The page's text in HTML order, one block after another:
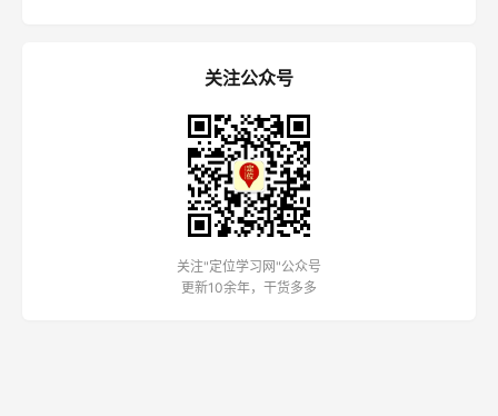
关注公众号
关注"定位学习网"公众号
更新10余年，干货多多